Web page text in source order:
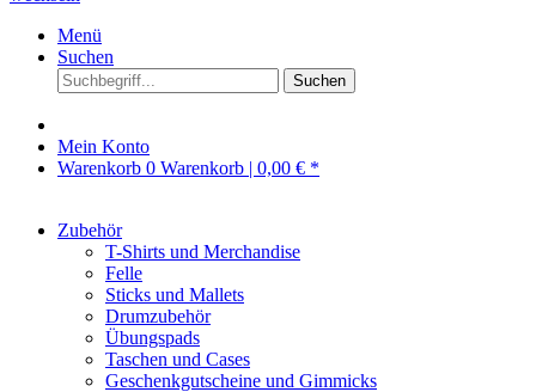
Menü
Suchen
Suchen
Mein Konto
Warenkorb 0 Warenkorb | 0,00 € *
Zubehör
T-Shirts und Merchandise
Felle
Sticks und Mallets
Drumzubehör
Übungspads
Taschen und Cases
Geschenkgutscheine und Gimmicks